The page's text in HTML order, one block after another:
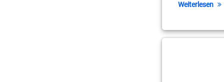
Weiterlesen
Oben Ebot-Etchi